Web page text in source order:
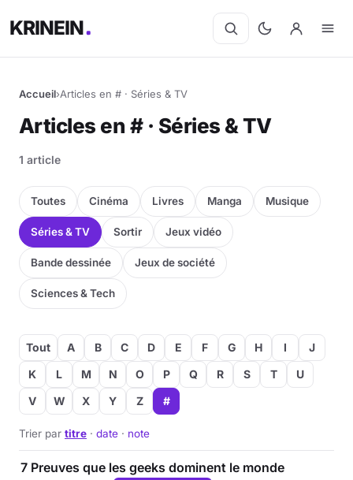
KRINEIN
Accueil›Articles en # · Séries & TV
Articles en # · Séries & TV
1 article
Toutes Cinéma Livres Manga Musique
Séries & TV Sortir Jeux vidéo
Bande dessinée Jeux de société
Sciences & Tech
Tout A B C D E F G H I
J
K
L M N O P Q R S T
U
V
W X Y Z #
Trier par titre · date · note
7 Preuves que les geeks dominent le monde